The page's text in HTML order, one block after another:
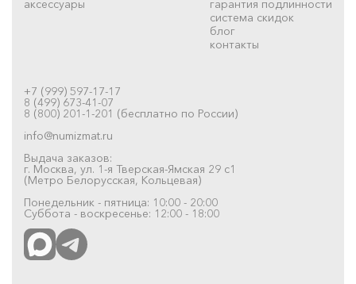
аксессуары
гарантия подлинности
система скидок
блог
контакты
+7 (999) 597-17-17
8 (499) 673-41-07
8 (800) 201-1-201 (бесплатно по России)
info@numizmat.ru
Выдача заказов:
г. Москва, ул. 1-я Тверская-Ямская 29 с1
(Метро Белорусская, Кольцевая)
Понедельник - пятница: 10:00 - 20:00
Суббота - воскресенье: 12:00 - 18:00